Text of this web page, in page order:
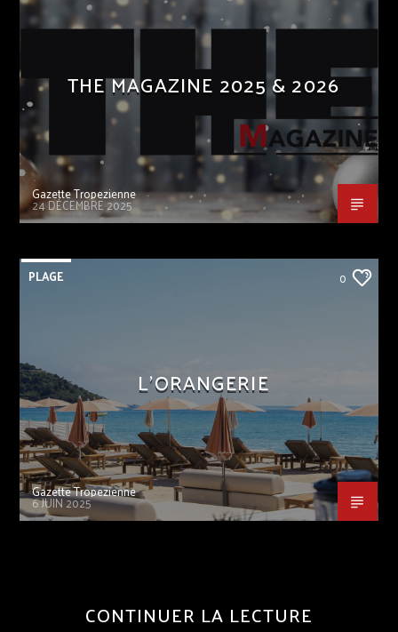
THE MAGAZINE 2025 & 2026
Gazette Tropezienne
24 DÉCEMBRE 2025
PLAGE 0
L’ORANGERIE
Gazette Tropezienne
6 JUIN 2025
CONTINUER LA LECTURE